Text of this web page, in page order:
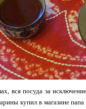
вся посуда за
купил в магазине